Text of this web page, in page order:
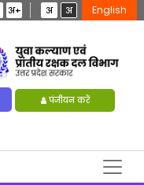
अ+ अ अ English
पंजीयन करें